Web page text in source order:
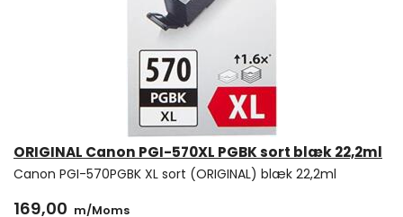
ORIGINAL Canon PGI-570XL PGBK sort blæk 22,2ml
Canon PGI-570PGBK XL sort (ORIGINAL) blæk 22,2ml
169,00 m/Moms